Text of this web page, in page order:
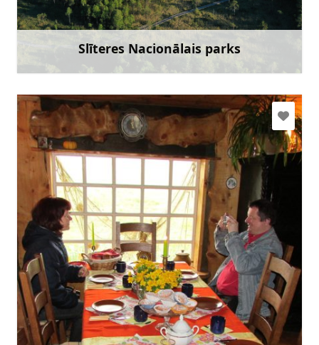
Slīteres Nacionālais parks
Doties
Uzzināt vairāk